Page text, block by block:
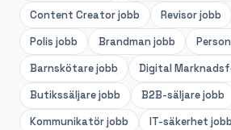
Content Creatorjobb Revisorjobb
Polis jobb Brandman jobb
Barnskötarejobb Digital
Butikssäljarejobb B2B-säljarejobb
Kommunikatörjobb IT-säkerhet jobb